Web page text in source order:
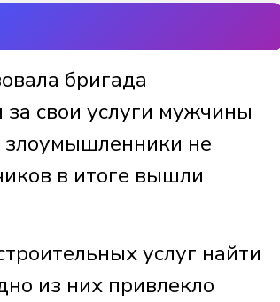
бригада
свои услуги мужчины
злоумышленники не
в итоге вышли
услуг найти
из них привлекло